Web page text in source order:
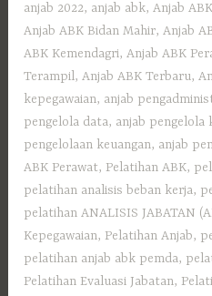
anjab 2022, anjab abk,Anjab
Anjab ABK Bidan Mahir,Anjab
ABK Kemendagri,Anjab ABK
Terampil,Anjab ABK Terbaru,
kepegawaian, anjab
pengelola data, anjab pengelola
pengelolaan keuangan, anjab
ABK Perawat, Pelatihan ABK,
pelatihan analisis beban kerja,
pelatihan ANALISIS JABATAN
Kepegawaian, Pelatihan Anjab,
pelatihan anjab abk pemda,
Pelatihan Evaluasi Jabatan,